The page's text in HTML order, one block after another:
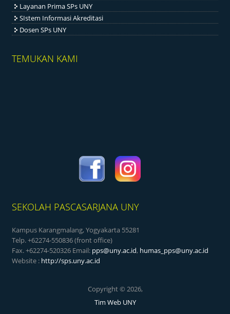
Layanan Prima SPs UNY
SIstem Informasi Akreditasi
Dosen SPs UNY
TEMUKAN KAMI
SEKOLAH PASCASARJANA UNY
Kampus Karangmalang, Yogyakarta 55281
Telp. +62274-550836 (front office)
Fax. +62274-520326 Email: pps@uny.ac.id, humas_pps@uny.ac.id
Website : http://sps.uny.ac.id
Copyright © 2026,
Tim Web UNY